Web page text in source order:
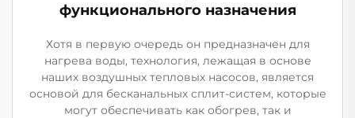
функционального назначения
Хотя в первую очередь он предназначен для
нагрева воды, технология, лежащая в основе
наших воздушных тепловых насосов, является
основой для бесканальных сплит-систем, которые
могут обеспечивать как обогрев, так и